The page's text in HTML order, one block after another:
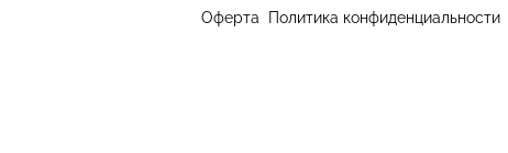
Оферта Политика конфиденциальности